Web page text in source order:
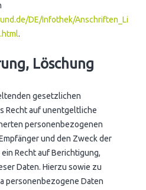
DE/Infothek/Anschriften_Li
.
Löschung
gesetzlichen
Recht auf unentgeltliche
personenbezogenen
und den Zweck der
Recht auf Berichtigung,
Daten. Hierzu sowie zu
personenbezogene Daten